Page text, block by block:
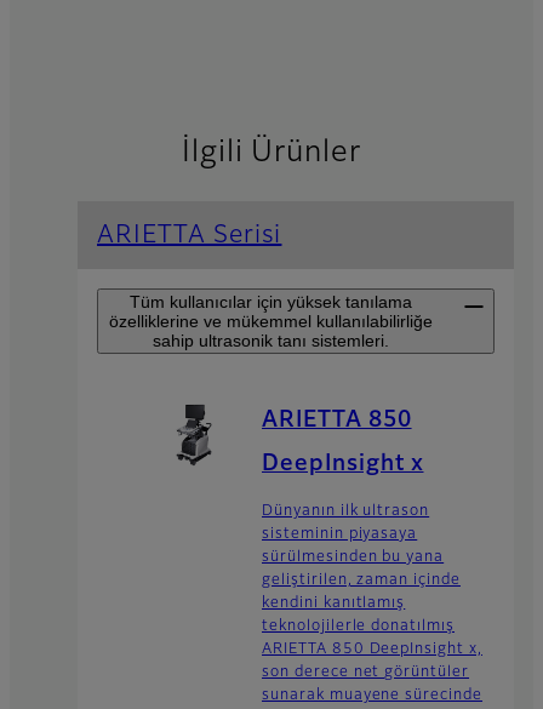
İlgili Ürünler
ARIETTA Serisi
Tüm kullanıcılar için yüksek tanılama
özelliklerine ve mükemmel kullanılabilirliğe
sahip ultrasonik tanı sistemleri.
ARIETTA 850
DeepInsight x
Dünyanın ilk ultrason
sisteminin piyasaya
sürülmesinden bu yana
geliştirilen, zaman içinde
kendini kanıtlamış
teknolojilerle donatılmış
ARIETTA 850 DeepInsight x,
son derece net görüntüler
sunarak muayene sürecinde